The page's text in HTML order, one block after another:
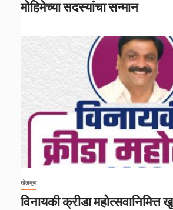
मोहिमेच्या सदस्यांचा सन्मान
खेलकूद
विनायकी क्रीडा महोत्सवानिमित्त